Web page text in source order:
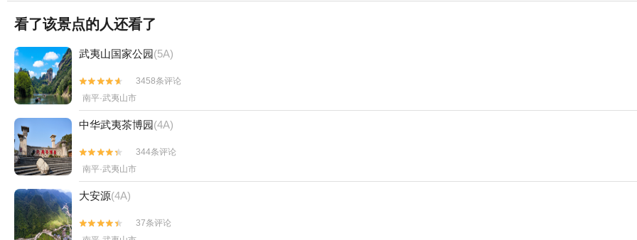
看了该景点的人还看了
武夷山国家公园(5A)


3458条评论
南平·武夷山市
中华武夷茶博园(4A)


344条评论
南平·武夷山市
大安源(4A)


37条评论